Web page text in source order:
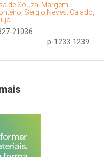
de Souza; Margem,
Sergio Neves; Calado,
21036
p-1233-1239